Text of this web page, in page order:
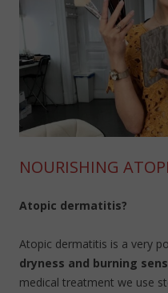
NOURISHING
Atopic dermatitis?
Atopic dermatitis is a very
dryness and burning
medical treatment we use